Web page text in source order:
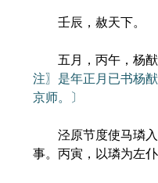
壬辰，赦天下。
五月，丙午，杨猷
注〗是年正月已书杨
京师。〕
泾原节度使马璘入
事。丙寅，以璘为左仆